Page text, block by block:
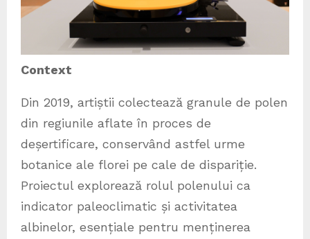
Context
Din 2019, artiștii colectează granule de polen
din regiunile aflate în proces de
deșertificare, conservând astfel urme
botanice ale florei pe cale de dispariție.
Proiectul explorează rolul polenului ca
indicator paleoclimatic și activitatea
albinelor, esențiale pentru menținerea